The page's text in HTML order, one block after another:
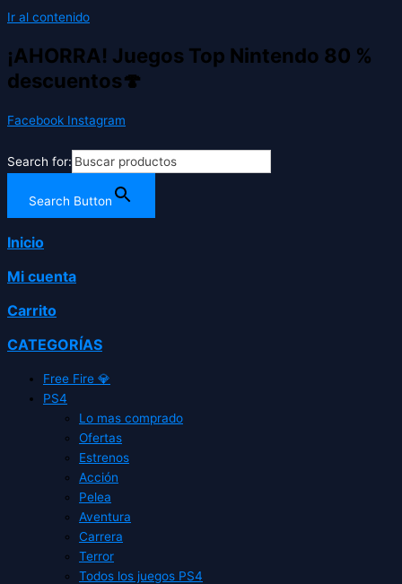
Ir al contenido
¡AHORRA! Juegos Top Nintendo 80 %
descuentos🍄
Facebook Instagram
Search for:
Search Button
Inicio
Mi cuenta
Carrito
CATEGORÍAS
Free Fire 💎
PS4
Lo mas comprado
Ofertas
Estrenos
Acción
Pelea
Aventura
Carrera
Terror
Todos los juegos PS4